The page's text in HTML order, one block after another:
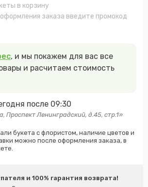
в корзину
заказа введите промокод
, и мы покажем для вас все
и расчитаем стоимость
после 09:30
Проспект Ленинградский, д.45, стр.1»
можно после оформления заказа, в
и 100% гарантия возврата!